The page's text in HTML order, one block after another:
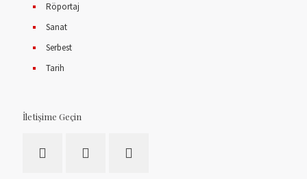
Röportaj
Sanat
Serbest
Tarih
İletişime Geçin